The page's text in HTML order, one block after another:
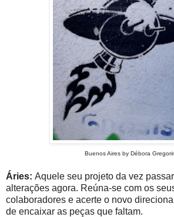
Buenos Aires by Débora
Áries: Aquele seu projeto da vez
alterações agora. Reúna-se com os
colaboradores e acerte o novo
de encaixar as peças que faltam.